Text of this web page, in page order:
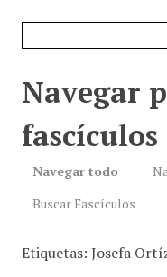
Navegar
Navegar todo
Buscar Fascículos
Etiquetas: Josefa